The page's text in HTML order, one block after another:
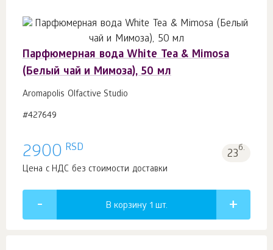
Парфюмерная вода White Tea & Mimosa
(Белый чай и Мимоза), 50 мл
Aromapolis Olfactive Studio
#427649
2900 RSD 23б.
Цена с НДС без стоимости доставки
В корзину 1 шт.